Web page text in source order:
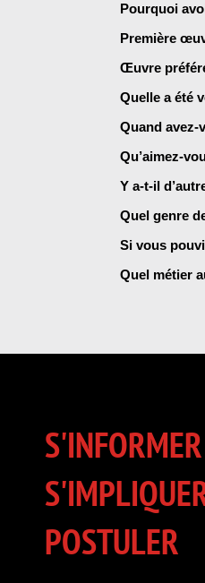
Pourquoi
Première
Œuvre
Quelle a été
Quand
Qu’aimez-
Y a-t-il
Quel genre
Si vous
Quel métier
S'INFORMER
POSTULER